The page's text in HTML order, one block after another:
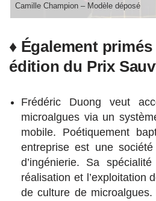
Camille Champion – Modèle déposé
♦ Également
édition du Prix
Frédéric Duong veut
microalgues via un
mobile. Poétiquement
entreprise est une
d’ingénierie. Sa
réalisation et l’exploitation
de culture de